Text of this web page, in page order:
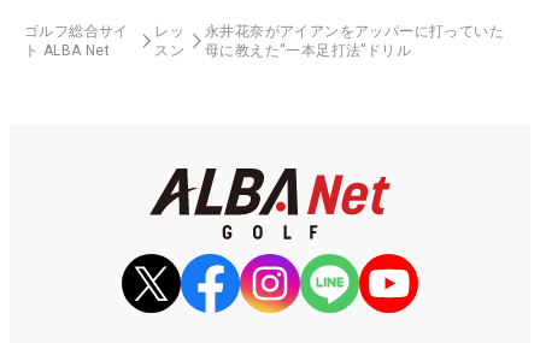
ゴルフ総合サイ
ト ALBA Net
レッ
スン
永井花奈がアイアンをアッパーに打っていた
母に教えた“一本足打法”ドリル